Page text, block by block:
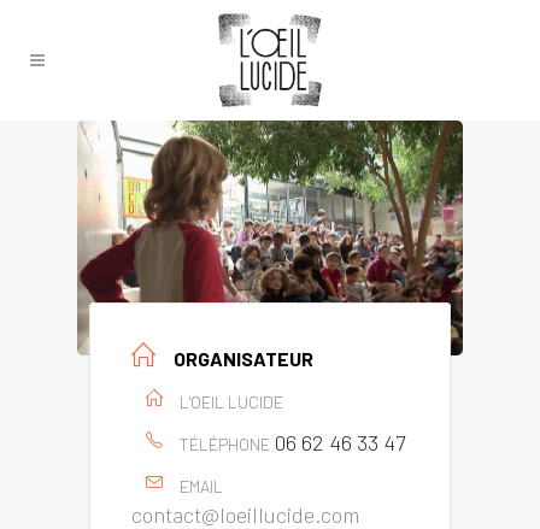
ORGANISATEUR
L'OEIL LUCIDE
TÉLÉPHONE 06 62 46 33 47
EMAIL
contact@loeillucide.com